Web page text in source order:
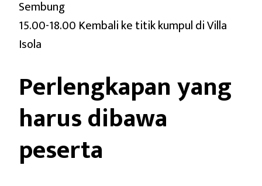
Sembung
15.00-18.00 Kembali ke titik kumpul di Villa
Isola
Perlengkapan yang
harus dibawa
peserta